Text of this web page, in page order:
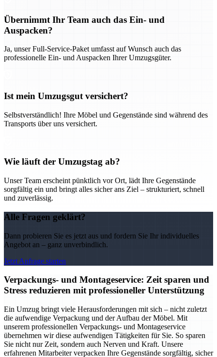
Übernimmt Ihr Team auch das Ein- und
Auspacken?
Ja, unser Full-Service-Paket umfasst auf Wunsch auch das
professionelle Ein- und Auspacken Ihrer Umzugsgüter.
Ist mein Umzugsgut versichert?
Selbstverständlich! Ihre Möbel und Gegenstände sind während des
Transports über uns versichert.
Wie läuft der Umzugstag ab?
Unser Team erscheint pünktlich vor Ort, lädt Ihre Gegenstände
sorgfältig ein und bringt alles sicher ans Ziel – strukturiert, schnell
und zuverlässig.
Alle Fragen geklärt?
Dann probieren Sie es jetzt aus und fordern Sie Ihr individuelles
Angebot an – ganz unverbindlich.
Jetzt Anfrage starten
Verpackungs- und Montageservice: Zeit sparen und
Stress reduzieren mit professioneller Unterstützung
Ein Umzug bringt viele Herausforderungen mit sich – nicht zuletzt
die aufwendige Verpackung und der Aufbau der Möbel. Mit
unserem professionellen Verpackungs- und Montageservice
übernehmen wir diese aufwendigen Tätigkeiten für Sie. So sparen
Sie nicht nur Zeit, sondern auch Nerven und Kraft. Unsere
erfahrenen Mitarbeiter verpacken Ihre Gegenstände sorgfältig, sicher